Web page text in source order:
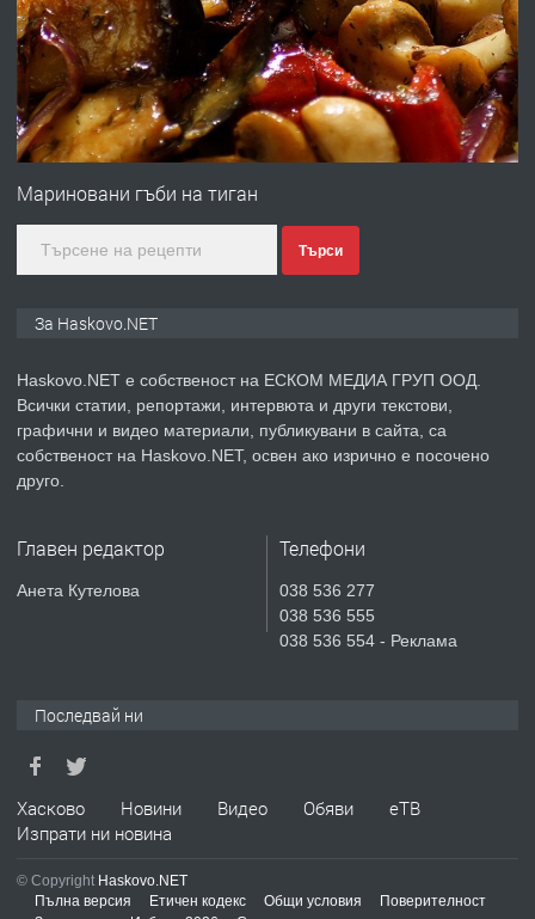
преди 5 дни
ПРЕДЛАГА
№4120 Магазин/Офис под наем в кв.
градската градина!
преди 6 дни
ПРЕДЛАГА
Продавам парцел в гр. Хасково кв.
СГЛОБЯВАНЕ НА МЕБЕЛИ.
апартамент под наем в кв.
преди 6 дни
Мариновани гъби на тиган
Търси
За Haskovo.NET
Haskovo.NET е собственост на ЕСКОМ МЕДИА ГРУП ООД.
Всички статии, репортажи, интервюта и други текстови,
графични и видео материали, публикувани в сайта, са
собственост на Haskovo.NET, освен ако изрично е посочено
друго.
Главен редактор
Анета Кутелова
Телефони
038 536 277
038 536 555
038 536 554 - Реклама
Последвай ни
Хасково Новини Видео Обяви
еТВ
Изпрати ни новина
© Copyright Haskovo.NET
Пълна версия
Етичен кодекс Общи условия
Поверителност